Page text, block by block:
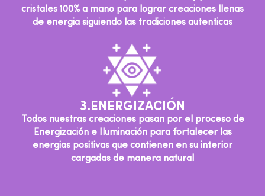
cristales 100% a mano para lograr creaciones llenas
de energia siguiendo las tradiciones autenticas
3.ENERGIZACIÓN
Todos nuestras creaciones pasan por el proceso de
Energización e Iluminación para fortalecer las
energias positivas que contienen en su interior
cargadas de manera natural